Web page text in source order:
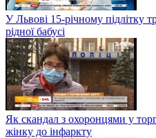
У Львові 15-річному підлітку
рідної бабусі
Як скандал з охоронцями у
жінку до інфаркту